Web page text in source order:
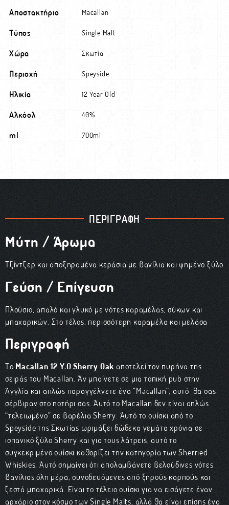
Αποστακτήριο Macallan
Τύπος Single Malt
Χώρα Σκωτία
Περιοχή Speyside
Ηλικία 12 Year Old
Αλκόολ 40%
ml 700ml
ΠΕΡΙΓΡΑΦΗ
Μύτη / Άρωμα
Τζίντζερ και αποξηραμένα κεράσια με βανίλια και ψημένο ξύλο
Γεύση / Επίγευση
Πλούσιο, απαλό και γλυκό με νότες καραμέλας, σύκων και
μπαχαρικών. Στο τέλος, περισσότερη καραμέλα και μελάσα
Περιγραφή
Το Macallan 12 Y.O Sherry Oak αποτελεί τον πυρήνα της
σειράς του Macallan. Αν μπαίνετε σε μια τοπική pub στην
Αγγλία και απλώς παραγγέλνετε ένα “Macallan”, αυτό θα σας
σέρβιραν στο ποτήρι σας. Αυτό το Macallan δεν είναι απλώς
“τελειωμένο” σε βαρέλια Sherry. Αυτό το ουίσκι από το
Speyside της Σκωτίας ωριμάζει δώδεκα γεμάτα χρόνια σε
ισπανικό ξύλο Sherry και για τους λάτρεις, αυτό το
συγκεκριμένο ουίσκι καθορίζει την κατηγορία των Sherried
Whiskies. Αυτό σημαίνει ότι απολαμβάνετε βελούδινες νότες
βανίλιας όλη μέρα, συνοδευόμενες από ξηρούς καρπούς και
ζεστά μπαχαρικά. Είναι το τέλειο ουίσκι για να εισάγετε έναν
αρχάριο στον κόσμο των Single Malts, αλλά θα είναι επίσης ένα